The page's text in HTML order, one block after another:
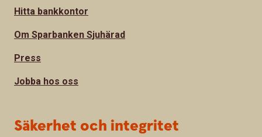
Hitta bankkontor
Om Sparbanken Sjuhärad
Press
Jobba hos oss
Säkerhet och integritet